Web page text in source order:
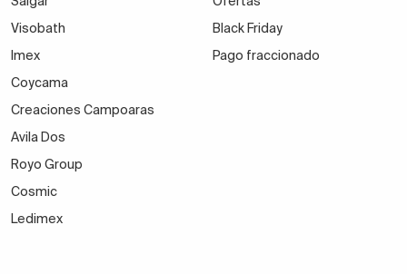
Visobath
Imex
Coycama
Creaciones Campoaras
Avila Dos
Royo Group
Cosmic
Ledimex
Black Friday
Pago fraccionado